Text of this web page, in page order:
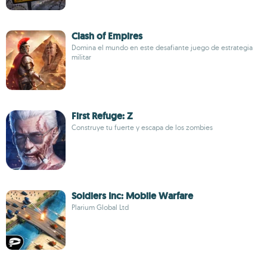
Clash of Empires
Domina el mundo en este desafiante juego de estrategia
militar
First Refuge: Z
Construye tu fuerte y escapa de los zombies
Soldiers Inc: Mobile Warfare
Plarium Global Ltd